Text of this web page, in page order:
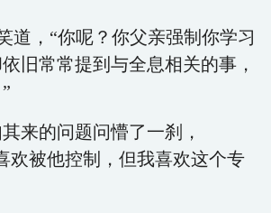
道，“你呢？你父亲强制你学习
旧常常提到与全息相关的事，
来的问题问懵了一刹，
被他控制，但我喜欢这个专